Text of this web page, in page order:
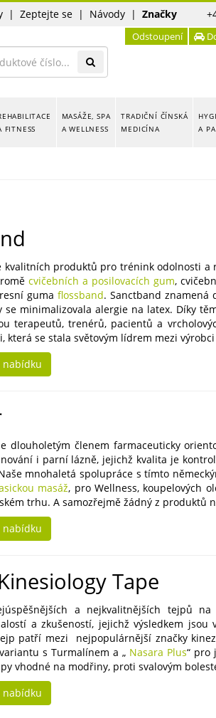
| Zeptejte se | Návody | Značky
Odstoupení
FITNESS
MASÁŽE, SPA
A WELLNESS
TRADIČNÍ ČÍNSKÁ
MEDICÍNA
A
kvalitních produktů pro trénink odolnosti
cvičebních a posilovacích gum,
gumaflossband. Sanctband znamená
se minimalizovala alergie na latex. Díky
terapeutů, trenérů, pacientů a
která se stala světovým lídrem mezi
nabídku
dlouholetým členem farmaceuticky
i parní lázně, jejichž kvalita je
mnohaletá spolupráce s tímto
masáž, pro Wellness, koupelových
trhu. A samozřejmě žádný z produktů
nabídku
Tape
a nejkvalitnějších tejpů
a zkušeností, jejichž výsledkem
patří mezi nejpopulárnější značky
s Turmalínem a „ Nasara Plus“ pro
vhodné na modřiny, proti svalovým
nabídku